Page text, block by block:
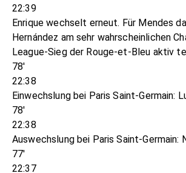
22:39
Enrique wechselt erneut. Für Mendes
Hernández am sehr wahrscheinlichen
League-Sieg der Rouge-et-Bleu aktiv
78'
22:38
Einwechslung bei Paris Saint-Germain:
78'
22:38
Auswechslung bei Paris Saint-Germain:
77'
22:37